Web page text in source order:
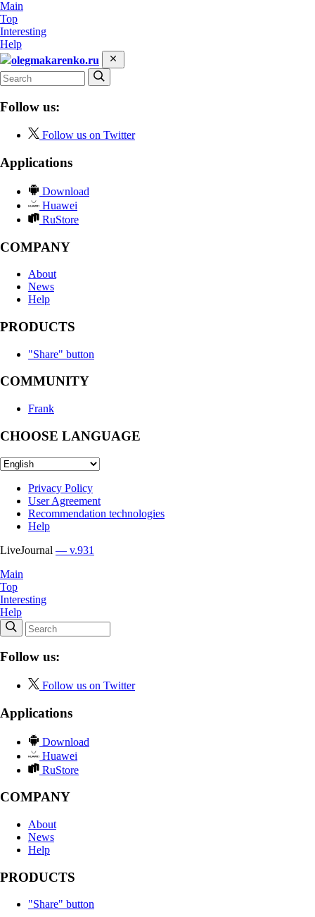
Main
Top
Interesting
Help
olegmakarenko.ru
Follow us:
Follow us on Twitter
Applications
Download
Huawei
RuStore
COMPANY
About
News
Help
PRODUCTS
"Share" button
COMMUNITY
Frank
CHOOSE LANGUAGE
Privacy Policy
User Agreement
Recommendation technologies
Help
LiveJournal — v.931
Main
Top
Interesting
Help
Follow us:
Follow us on Twitter
Applications
Download
Huawei
RuStore
COMPANY
About
News
Help
PRODUCTS
"Share" button